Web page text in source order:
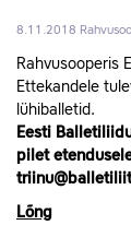
8.11.2018
Rahvusooperis
Ettekandele
lühiballetid.
Eesti
pilet
triinu@ balletiliit
Lõng